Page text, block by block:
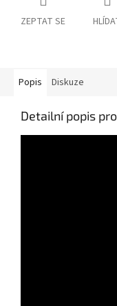
ZEPTAT SE
Popis Diskuze
Detailní popis